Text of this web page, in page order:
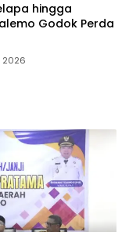
hingga
Godok Perda
2026